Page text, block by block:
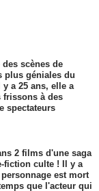
scènes de
plus géniales du
a 25 ans, elle a
frissons à des
spectateurs
2 films d'une saga
fiction culte ! Il y a
est mort
que l'acteur qui